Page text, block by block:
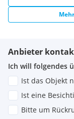
Anbieter
Ich will folgendes
Ist das Objekt
Ist eine
Bitte um